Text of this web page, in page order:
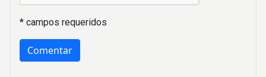
* campos requeridos